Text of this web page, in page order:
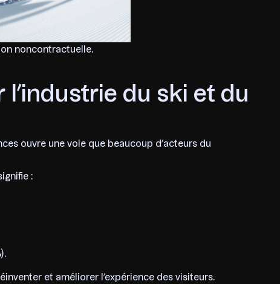
noncontractuelle.
du ski et du
ouvre une voie que beaucoup d’acteurs du
:
et améliorer l’expérience des visiteurs.